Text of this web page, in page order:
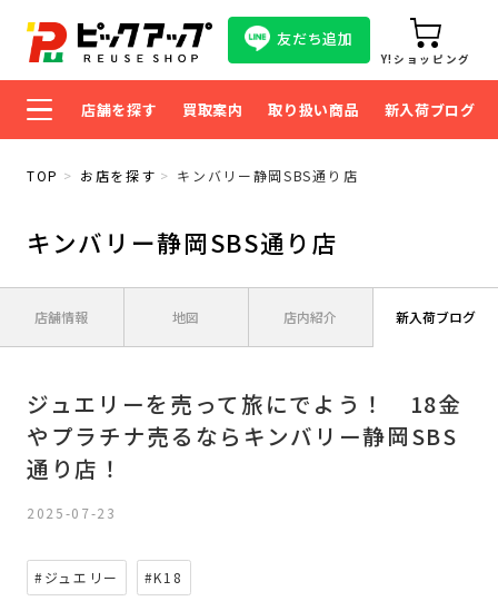
友だち追加
Y!ショッピング
店舗を探す 買取案内 取り扱い商品 新入荷ブログ
TOP お店を探す キンバリー静岡SBS通り店
キンバリー静岡SBS通り店
店舗情報 地図 店内紹介 新入荷ブログ
ジュエリーを売って旅にでよう！ 18金
やプラチナ売るならキンバリー静岡SBS
通り店！
2025-07-23
#ジュエリー #K18